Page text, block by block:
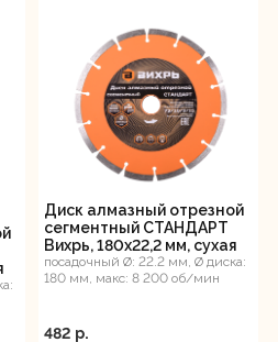
Диск алмазный отрезной
сегментный СТАНДАРТ
Вихрь, 180х22,2 мм, сухая
резка
посадочный Ø: 22.2 мм, Ø диска:
180 мм, макс: 8 200 об/мин
482 p.